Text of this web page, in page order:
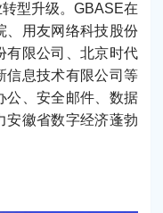
型升级。GBASE在
、用友网络科技股份
有限公司、北京时代
信息技术有限公司等
公、安全邮件、数据
安徽省数字经济蓬勃